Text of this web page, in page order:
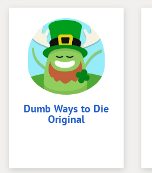
Dumb Ways to Die
Original